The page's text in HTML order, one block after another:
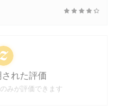
された評価
みが評価できます